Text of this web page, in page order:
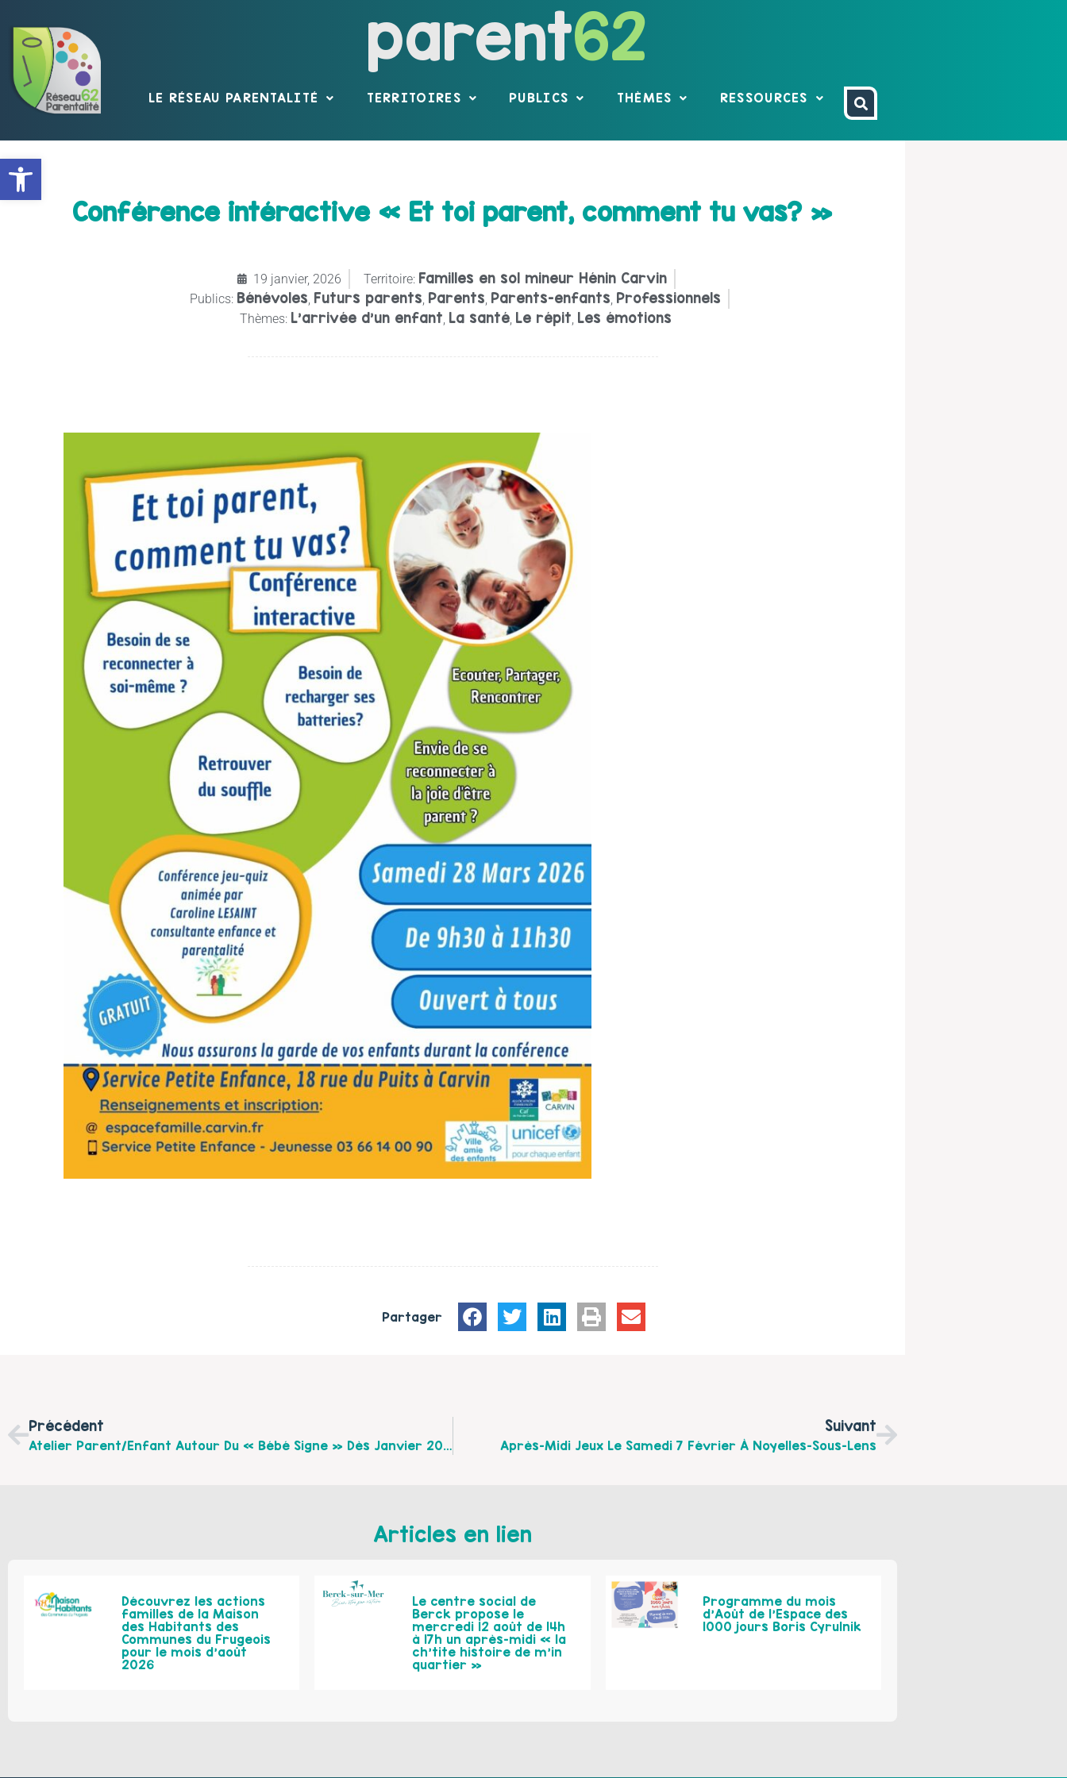
Ouvrir la barre d’outils
parent62
LE RÉSEAU PARENTALITÉ TERRITOIRES PUBLICS THÈMES RESSOURCES
Conférence intéractive « Et toi parent, comment tu vas? »
19 janvier, 2026 Territoire: Familles en sol mineur Hénin Carvin
Publics: Bénévoles Futurs parents Parents Parents-enfants Professionnels
Thèmes: L'arrivée d'un enfant La santé Le répit Les émotions
Partager
Précédent
Atelier Parent/Enfant Autour Du « Bébé Signe » Dès Janvier 2026, À Carvin
Suivant
Après-Midi Jeux Le Samedi 7 Février À Noyelles-Sous-Lens
Articles en lien
Découvrez les actions
familles de la Maison
des Habitants des
Communes du Frugeois
pour le mois d’août
2026
Le centre social de
Berck propose le
mercredi 12 août de 14h
à 17h un après-midi « la
ch’tite histoire de m’in
quartier »
Programme du mois
d’Août de l’Espace des
1000 jours Boris Cyrulnik